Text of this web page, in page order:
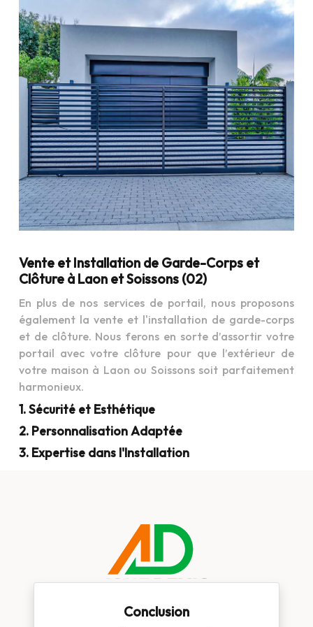
Vente et Installation de Garde-Corps et
Clôture à Laon et Soissons (02)
En plus de nos services de portail, nous proposons
également la vente et l'installation de garde-corps
et de clôture. Nous ferons en sorte d’assortir votre
portail avec votre clôture pour que l’extérieur de
votre maison à Laon ou Soissons soit parfaitement
harmonieux.
1. Sécurité et Esthétique
2. Personnalisation Adaptée
3. Expertise dans l'Installation
Conclusion